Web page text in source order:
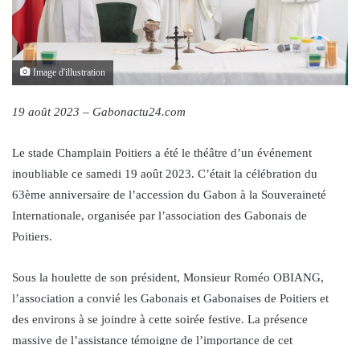
Image d'illustration
19 août 2023 – Gabonactu24.com
Le stade Champlain Poitiers a été le théâtre d’un événement
inoubliable ce samedi 19 août 2023. C’était la célébration du
63ème anniversaire de l’accession du Gabon à la Souveraineté
Internationale, organisée par l’association des Gabonais de
Poitiers.
Sous la houlette de son président, Monsieur Roméo OBIANG,
l’association a convié les Gabonais et Gabonaises de Poitiers et
des environs à se joindre à cette soirée festive. La présence
massive de l’assistance témoigne de l’importance de cet